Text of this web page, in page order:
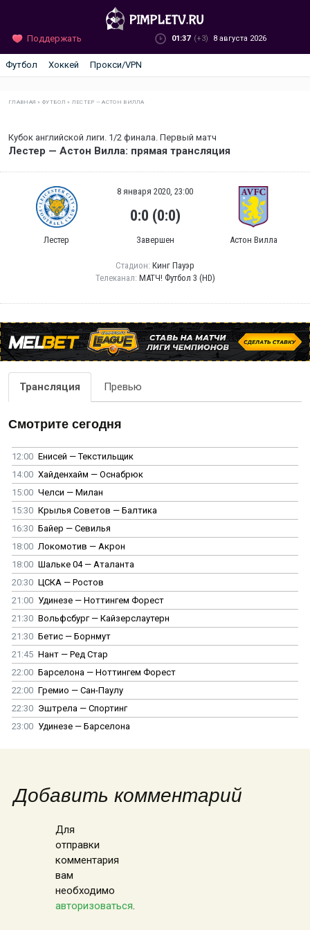
Поддержать 01:37 (+3) 8 августа 2026
Футбол Хоккей Прокси/VPN
ГЛАВНАЯ »ФУТБОЛ » ЛЕСТЕР — АСТОН ВИЛЛА
Кубок английской лиги. 1/2 финала. Первый матч
Лестер — Астон Вилла: прямая трансляция
Лестер
8 января 2020, 23:00
0:0 (0:0)
Завершен Астон Вилла
Стадион: Кинг Пауэр
Телеканал: МАТЧ! Футбол 3 (HD)
Трансляция Превью
Смотрите сегодня
12:00 Енисей — Текстильщик
14:00 Хайденхайм — Оснабрюк
15:00 Челси — Милан
15:30 Крылья Советов — Балтика
16:30 Байер — Севилья
18:00 Локомотив — Акрон
18:00 Шальке 04 — Аталанта
20:30 ЦСКА — Ростов
21:00 Удинезе — Ноттингем Форест
21:30 Вольфсбург — Кайзерслаутерн
21:30 Бетис — Борнмут
21:45 Нант — Ред Стар
22:00 Барселона — Ноттингем Форест
22:00 Гремио — Сан-Паулу
22:30 Эштрела — Спортинг
23:00 Удинезе — Барселона
Добавить комментарий
Для
отправки
комментария
вам
необходимо
авторизоваться.